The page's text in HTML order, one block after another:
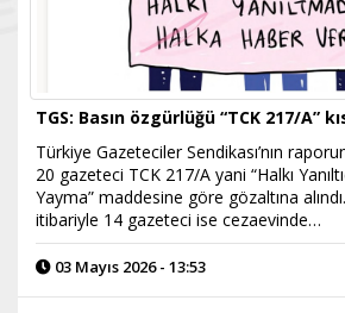
TGS: Basın özgürlüğü “TCK 217/A”
Türkiye Gazeteciler Sendikası’nın
20 gazeteci TCK 217/A yani “Halkı
Yayma” maddesine göre gözaltına
itibariyle 14 gazeteci ise cezaevinde…
03 Mayıs 2026 - 13:53